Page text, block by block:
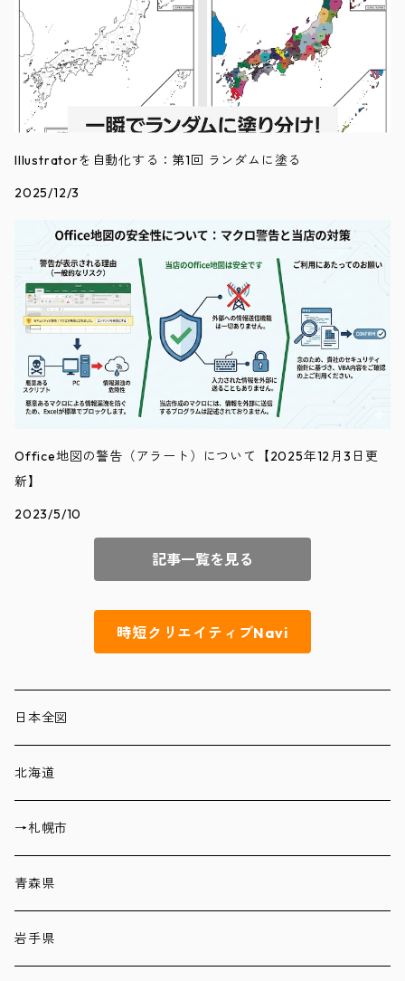
Illustratorを自動化する：第1回 ランダムに塗る
2025/12/3
Office地図の警告（アラート）について【2025年12月3日更
新】
2023/5/10
記事一覧を見る
時短クリエイティブNavi
日本全図
北海道
→札幌市
青森県
岩手県